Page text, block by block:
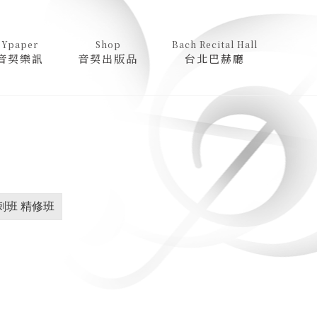
Ypaper
契樂訊
Shop
音契出版品
Bach Recital Hall
台北巴赫廳
班 精修班